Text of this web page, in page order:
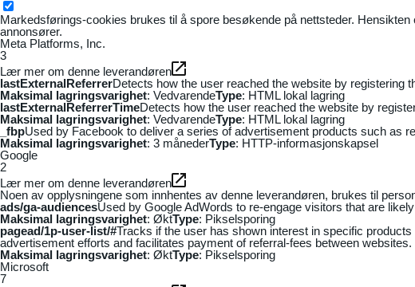
Markedsførings-cookies brukes til å spore besøkende på nettsteder.
annonsører.
Meta Platforms, Inc.
3
Lær mer om denne leverandøren
lastExternalReferrerDetects how the user reached the website by registering
Maksimal lagringsvarighet: VedvarendeType: HTML lokal lagring
lastExternalReferrerTimeDetects how the user reached the website by
Maksimal lagringsvarighet: VedvarendeType: HTML lokal lagring
_fbpUsed by Facebook to deliver a series of advertisement products such as
Maksimal lagringsvarighet: 3 månederType: HTTP-informasjonskapsel
Google
2
Lær mer om denne leverandøren
Noen av opplysningene som innhentes av denne leverandøren, brukes til
ads/ga-audiencesUsed by Google AdWords to re-engage visitors that are
Maksimal lagringsvarighet: ØktType: Pikselsporing
pagead/1p-user-list/#Tracks if the user has shown interest in specific
advertisement efforts and facilitates payment of referral-fees between websites.
Maksimal lagringsvarighet: ØktType: Pikselsporing
Microsoft
7